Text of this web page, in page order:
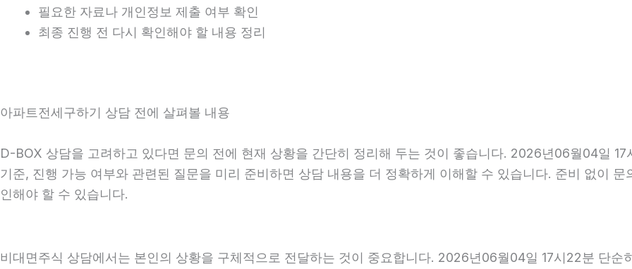
필요한 자료나 개인정보 제출 여부 확인
최종 진행 전 다시 확인해야 할 내용 정리
아파트전세구하기 상담 전에 살펴볼 내용
D-BOX 상담을 고려하고 있다면 문의 전에 현재 상황을 간단히 정리해 두는 것이 좋습니다. 2026년06월04일
기준, 진행 가능 여부와 관련된 질문을 미리 준비하면 상담 내용을 더 정확하게 이해할 수 있습니다. 준비 없이
인해야 할 수 있습니다.
비대면주식 상담에서는 본인의 상황을 구체적으로 전달하는 것이 중요합니다. 2026년06월04일 17시22분 단순